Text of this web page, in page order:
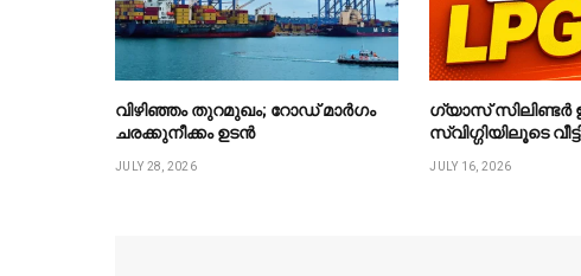
വിഴിഞ്ഞം തുറമുഖം; റോഡ് മാർഗം
ചരക്കുനീക്കം ഉടൻ
JULY 28, 2026
ഗ്യാസ് സിലിണ്ടർ
സ്വിഗ്ഗിയിലൂടെ
JULY 16, 2026